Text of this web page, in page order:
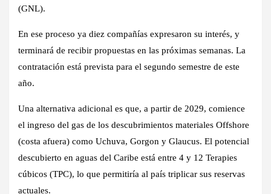
(GNL).
En ese proceso ya diez compañías expresaron su interés, y
terminará de recibir propuestas en las próximas semanas. La
contratación está prevista para el segundo semestre de este
año.
Una alternativa adicional es que, a partir de 2029, comience
el ingreso del gas de los descubrimientos materiales Offshore
(costa afuera) como Uchuva, Gorgon y Glaucus. El potencial
descubierto en aguas del Caribe está entre 4 y 12 Terapies
cúbicos (TPC), lo que permitiría al país triplicar sus reservas
actuales.